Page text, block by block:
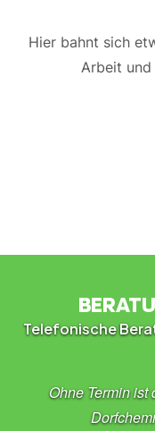
Hier bahnt sich
Arbeit
Telefonische
Ohne Termin